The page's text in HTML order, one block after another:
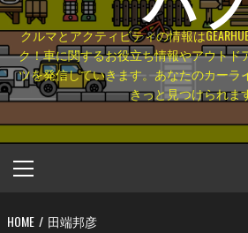
クルマとアクティビティの情報は
ク！車に関するお役立ち情報やアウトド
ツを発信していきます。あなたのカーラ
きっと見つけられま
イ
メ
HOME 田端邦彦